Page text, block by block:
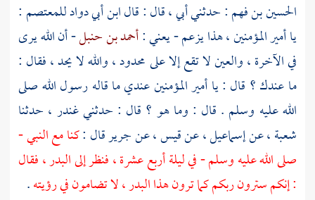
الحسين بن فهم: حدثني أبي ، قال : قالابن أبي دواد للمعتصم :
يا أمير المؤمنين ، هذا يزعم - يعني :أحمد بن حنبل- أن الله يرى
في الآخرة ، والعين لا تقع إلا على محدود ، والله لا يحد ، فقال :
ما عندك ؟ قال : يا أمير المؤمنين عندي ما قاله رسول الله صلى
الله عليه وسلم . قال : وما هو ؟ قال : حدثنيغندر ، حدثنا
شعبة، عنإسماعيل، عنقيس، عنجريرقال :كنا مع النبي -
صلى الله عليه وسلم - في ليلة أربع عشرة ، فنظر إلى البدر ، فقال
: إنكم سترون ربكم كما ترون هذا البدر ، لا تضامون في رؤيته.